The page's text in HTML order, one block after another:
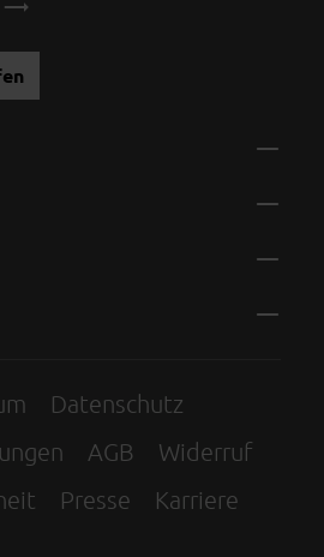
Datenschutz
AGB
Widerruf
Presse Karriere